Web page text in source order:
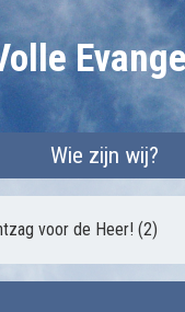
Wie zijn wij?
voor de Heer! (2)